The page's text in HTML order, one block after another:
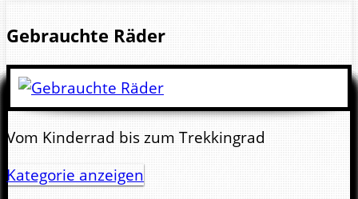
Gebrauchte Räder
Vom Kinderrad bis zum Trekkingrad
Kategorie anzeigen